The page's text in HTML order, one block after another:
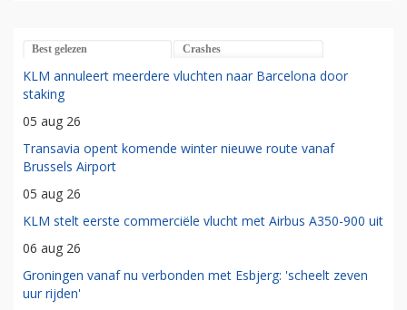
Best gelezen Crashes
KLM annuleert meerdere vluchten naar Barcelona door
staking
05 aug 26
Transavia opent komende winter nieuwe route vanaf
Brussels Airport
05 aug 26
KLM stelt eerste commerciële vlucht met Airbus A350-900 uit
06 aug 26
Groningen vanaf nu verbonden met Esbjerg: 'scheelt zeven
uur rijden'